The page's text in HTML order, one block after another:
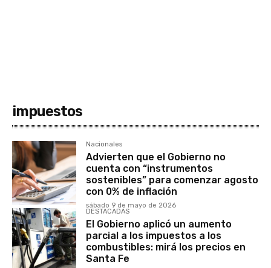
impuestos
Nacionales
Advierten que el Gobierno no
cuenta con “instrumentos
sostenibles” para comenzar agosto
con 0% de inflación
sábado 9 de mayo de 2026
DESTACADAS
El Gobierno aplicó un aumento
parcial a los impuestos a los
combustibles: mirá los precios en
Santa Fe